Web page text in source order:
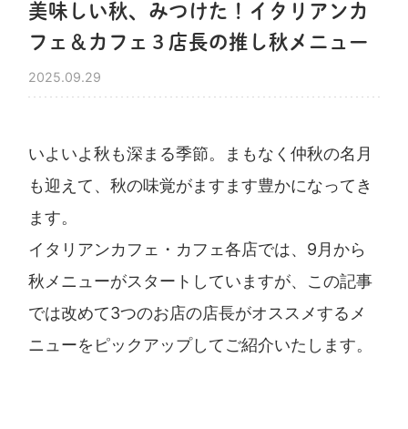
美味しい秋、みつけた！イタリアンカ
フェ＆カフェ３店長の推し秋メニュー
2025.09.29
いよいよ秋も深まる季節。まもなく仲秋の名月
も迎えて、秋の味覚がますます豊かになってき
ます。
イタリアンカフェ・カフェ各店では、9月から
秋メニューがスタートしていますが、この記事
では改めて3つのお店の店長がオススメするメ
ニューをピックアップしてご紹介いたします。